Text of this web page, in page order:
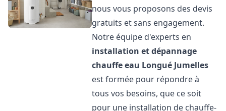
nous vous proposons des devis
gratuits et sans engagement.
Notre équipe d'experts en
installation et dépannage
chauffe eau Longué Jumelles
est formée pour répondre à
tous vos besoins, que ce soit
pour une installation de chauffe-